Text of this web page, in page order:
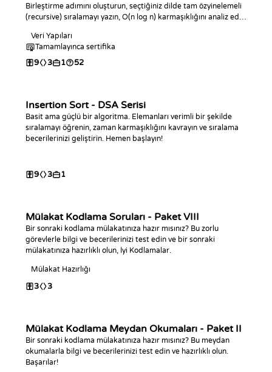
Birleştirme adımını oluşturun, seçtiğiniz dilde tam özyinelemeli
(recursive) sıralamayı yazın, O(n log n) karmaşıklığını analiz edin
Veri Yapıları
Tamamlayınca sertifika
9 3 1 52
Insertion Sort - DSA Serisi
Basit ama güçlü bir algoritma. Elemanları verimli bir şekilde
sıralamayı öğrenin, zaman karmaşıklığını kavrayın ve sıralama
becerilerinizi geliştirin. Hemen başlayın!
9 3 1
Mülakat Kodlama Soruları - Paket VIII
Bir sonraki kodlama mülakatınıza hazır mısınız? Bu zorlu
görevlerle bilgi ve becerilerinizi test edin ve bir sonraki
mülakatınıza hazırlıklı olun, İyi Kodlamalar.
Mülakat Hazırlığı
3 3
Mülakat Kodlama Meydan Okumaları - Paket II
Bir sonraki kodlama mülakatınıza hazır mısınız? Bu meydan
okumalarla bilgi ve becerilerinizi test edin ve hazırlıklı olun.
Başarılar!